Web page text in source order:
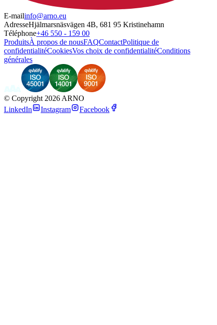
E-mailinfo@arno.eu
AdresseHjälmarsnäsvägen 4B, 681 95 Kristinehamn
Téléphone+46 550 - 159 00
ProduitsÀ propos de nousFAQContactPolitique de
confidentialitéCookiesVos choix de confidentialitéConditions
générales
© Copyright 2026 ARNO
LinkedIn
Instagram Facebook